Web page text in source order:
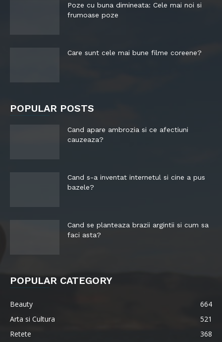
Poze cu buna dimineata: Cele mai noi si
frumoase poze
Care sunt cele mai bune filme coreene?
POPULAR POSTS
Cand apare ambrozia si ce afectiuni
cauzeaza?
Cand s-a inventat internetul si cine a pus
bazele?
Cand se planteaza brazii argintii si cum sa
faci asta?
POPULAR CATEGORY
Beauty
664
Arta si Cultura
521
Retete
368